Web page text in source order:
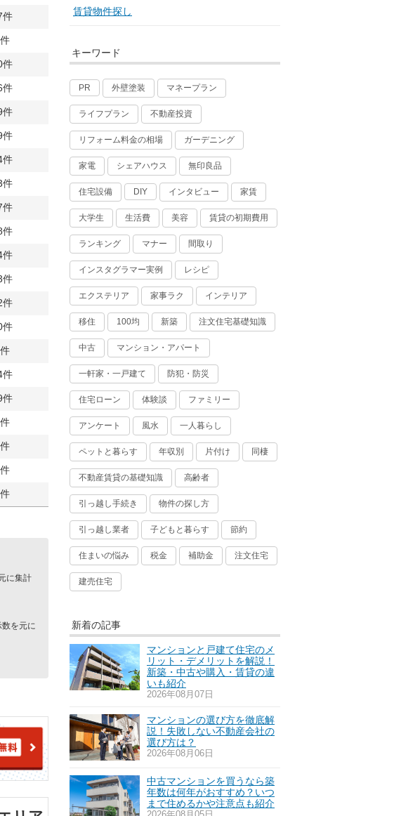
件 37,091回
件 30,697回
件 30,411回
件 27,934回
件 27,414回
件 27,399回
件 27,364回
件 26,683回
件 24,159回
件 22,671回
件 22,333回
件 20,476回
件 20,281回
20,166回
件 19,517回
件 19,456回
19,182回
19,148回
18,795回
17,915回
に集計
を元に
賃貸物件探し
キーワード
PR 外壁塗装 マネープラン
ライフプラン 不動産投資
リフォーム料金の相場 ガーデニング
家電 シェアハウス 無印良品
住宅設備 DIY インタビュー 家賃
大学生 生活費 美容 賃貸の初期費用
ランキング マナー 間取り
インスタグラマー実例 レシピ
エクステリア 家事ラク インテリア
移住 100均 新築 注文住宅基礎知識
中古 マンション・アパート
一軒家・一戸建て 防犯・防災
住宅ローン 体験談 ファミリー
アンケート 風水 一人暮らし
ペットと暮らす 年収別 片付け 同棲
不動産賃貸の基礎知識 高齢者
引っ越し手続き 物件の探し方
引っ越し業者 子どもと暮らす 節約
住まいの悩み 税金 補助金 注文住宅
建売住宅
新着の記事
マンションと戸建て住宅のメ
リット・デメリットを解説！
新築・中古や購入・賃貸の違
いも紹介
2026年08月07日
マンションの選び方を徹底解
説！失敗しない不動産会社の
選び方は？
2026年08月06日
中古マンションを買うなら築
年数は何年がおすすめ？いつ
まで住めるかや注意点も紹介